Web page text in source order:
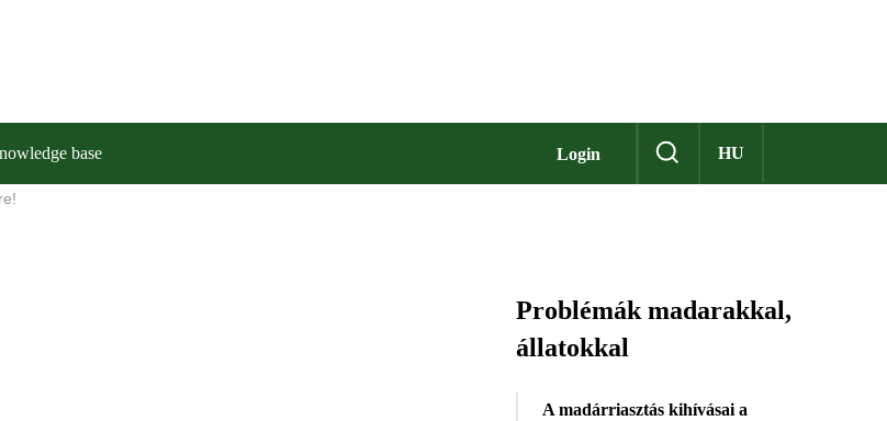
Login HU
base
Problémák madarakkal,
állatokkal
A madárriasztás kihívásai a